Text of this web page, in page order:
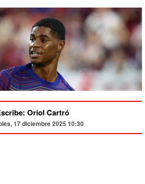
Oriol Cartró
17 diciembre 2025 10:30